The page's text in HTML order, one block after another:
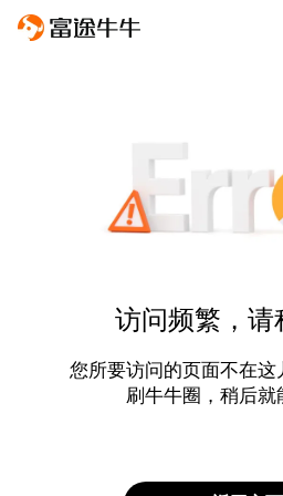
访问频繁，请
您所要访问的页面不在这
刷牛牛圈，稍后就